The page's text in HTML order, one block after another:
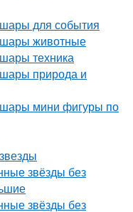
для события
животные
техника
природа и
мини фигуры по
звёзды без
звёзды без